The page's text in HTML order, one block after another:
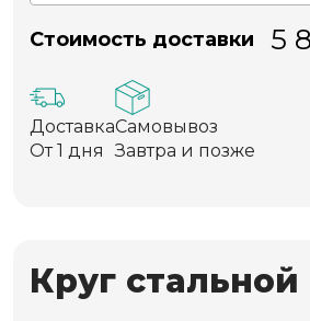
Стоимость доставки 5
Доставка
От 1 дня
Самовывоз
Завтра и позже
Круг стальной